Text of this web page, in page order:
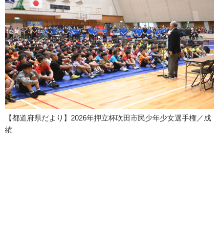
【都道府県だより】2026年押立杯吹田市民少年少女選手権／成
績